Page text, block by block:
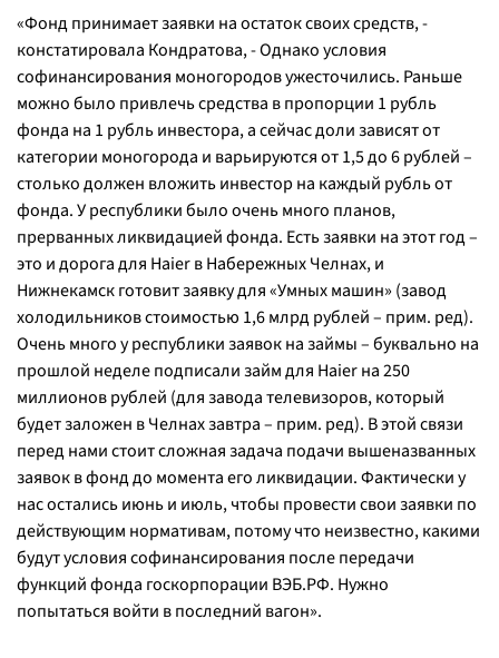
«Фонд принимает заявки на остаток своих средств, -
констатировала Кондратова, - Однако условия
софинансирования моногородов ужесточились. Раньше
можно было привлечь средства в пропорции 1 рубль
фонда на 1 рубль инвестора, а сейчас доли зависят от
категории моногорода и варьируются от 1,5 до 6 рублей –
столько должен вложить инвестор на каждый рубль от
фонда. У республики было очень много планов,
прерванных ликвидацией фонда. Есть заявки на этот год –
это и дорога для Haier в Набережных Челнах, и
Нижнекамск готовит заявку для «Умных машин» (завод
холодильников стоимостью 1,6 млрд рублей – прим. ред).
Очень много у республики заявок на займы – буквально на
прошлой неделе подписали займ для Haier на 250
миллионов рублей (для завода телевизоров, который
будет заложен в Челнах завтра – прим. ред). В этой связи
перед нами стоит сложная задача подачи вышеназванных
заявок в фонд до момента его ликвидации. Фактически у
нас остались июнь и июль, чтобы провести свои заявки по
действующим нормативам, потому что неизвестно, какими
будут условия софинансирования после передачи
функций фонда госкорпорации ВЭБ.РФ. Нужно
попытаться войти в последний вагон».